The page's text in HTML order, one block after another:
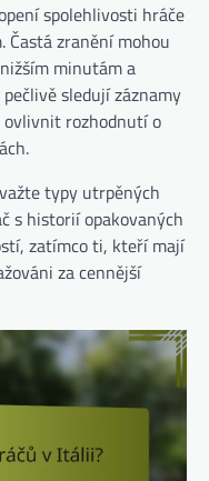
spolehlivosti hráče
Častá zranění mohou
minutám a
sledují záznamy
ovlivnit rozhodnutí o
typy utrpěných
s historií opakovaných
zatímco ti, kteří mají
za cennější